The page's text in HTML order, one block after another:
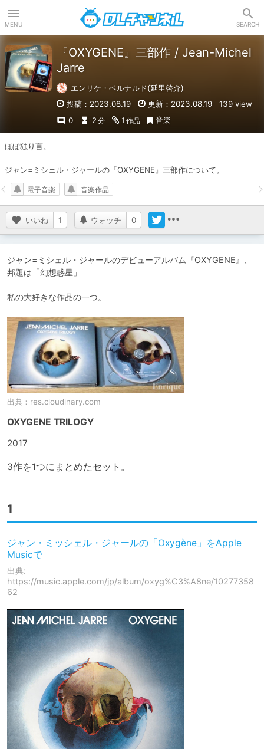
MENU SEARCH
『OXYGENE』三部作 / Jean-Michel
Jarre
エンリケ・ベルナルド(延里啓介)
投稿：2023.08.19
更新：2023.08.19
139 view
0
2 分 1 作品 音楽
ほぼ独り言。
ジャン=ミシェル・ジャールの『OXYGENE』三部作について。
いいね 1 ウォッチ 0
電子音楽 音楽作品
ジャン=ミシェル・ジャールのデビューアルバム『OXYGENE』、
邦題は「幻想惑星」
私の大好きな作品の一つ。
出典： res.cloudinary.com
OXYGENE TRILOGY
2017
3作を1つにまとめたセット。
1
‎ジャン・ミッシェル・ジャールの「Oxygène」をApple
Musicで
出典:
https://music.apple.com/jp/album/oxyg%C3%A8ne/10277358
62